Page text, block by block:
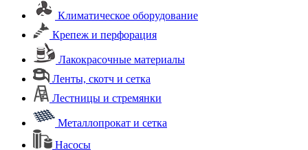
Климатическое оборудование
Крепеж и перфорация
Лакокрасочные материалы
Ленты, скотч и сетка
Лестницы и стремянки
Металлопрокат и сетка
Насосы